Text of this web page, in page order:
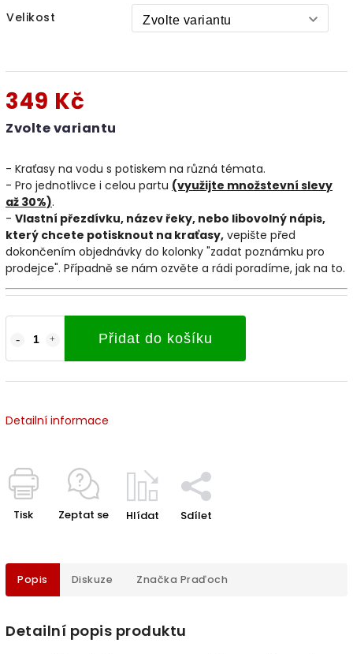
Velikost
349 Kč
Zvolte variantu
Přidat do košíku
- Kraťasy na vodu s potiskem na různá témata.
- Pro jednotlivce i celou partu (využijte množstevní slevy
až 30%).
- Vlastní přezdívku, název řeky, nebo libovolný nápis,
který chcete potisknout na kraťasy, vepište před
dokončením objednávky do kolonky "zadat poznámku pro
prodejce". Případně se nám ozvěte a rádi poradíme, jak na to.
Detailní informace
Tisk Zeptat se Hlídat Sdílet
Popis Diskuze Značka Praďoch
Detailní popis produktu